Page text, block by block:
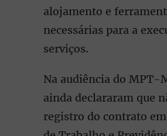
alojamento e
necessárias para a
serviços.
Na audiência do MPT-
ainda declararam que
registro do contrato